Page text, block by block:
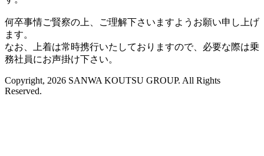
何卒事情ご賢察の上、ご理解下さいますようお願い申し上げ
ます。
なお、上着は常時携行いたしておりますので、必要な際は乗
務社員にお声掛け下さい。
Copyright, 2026 SANWA KOUTSU GROUP. All Rights
Reserved.